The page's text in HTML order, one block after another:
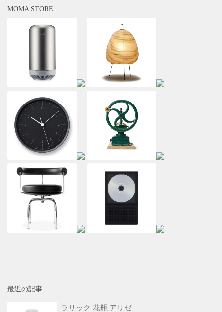
MOMA STORE
最近の記事
ラリック 花瓶 アリゼ